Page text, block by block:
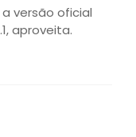
versão oficial
aproveita.